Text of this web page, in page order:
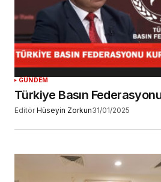
YORUM GÖNDER
GÜNDEM
Türkiye Basın
Editör Hüseyin Zorkun31/01/2025